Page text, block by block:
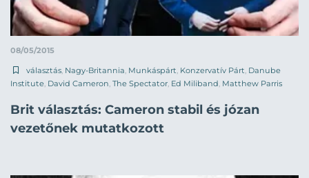
08/05/2015
választás Nagy-Britannia Munkáspárt Konzervatív Párt Danube
Institute David Cameron The Spectator Ed Miliband Matthew Parris
Brit választás: Cameron stabil és józan
vezetőnek mutatkozott